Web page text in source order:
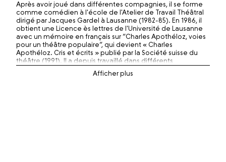
Après avoir joué dans différentes compagnies, il se forme
comme comédien à l'école de l'Atelier de Travail Théâtral
dirigé par Jacques Gardel à Lausanne (1982-85). En 1986, il
obtient une Licence ès lettres de l'Université de Lausanne
avec un mémoire en français sur “Charles Apothéloz, voies
pour un théâtre populaire”, qui devient « Charles
Apothéloz. Cris et écrits » publié par la Société suisse du
théâtre (1991). Il a depuis travaillé dans différents
programmes de recherche universitaire sur l'histoire du
théâtre en Suisse romande qui ont produit notamment les